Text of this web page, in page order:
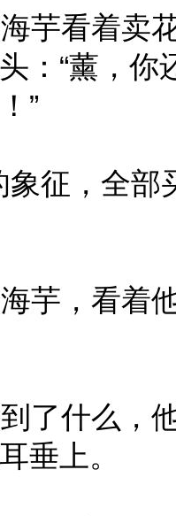
芋看着卖
：“薰，
”
征，全部
芋，看着
了什么，
垂上。